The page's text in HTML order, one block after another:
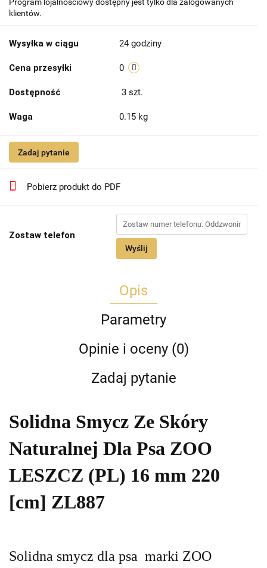
Program lojalnościowy dostępny jest tylko dla zalogowanych
klientów.
Wysyłka w ciągu 24 godziny
Cena przesyłki 0
Dostępność 3 szt.
Waga 0.15 kg
Zadaj pytanie
Pobierz produkt do PDF
Zostaw telefon
Wyślij
Opis
Parametry
Opinie i oceny (0)
Zadaj pytanie
Solidna Smycz Ze Skóry
Naturalnej Dla Psa ZOO
LESZCZ (PL) 16 mm 220
[cm] ZL887
Solidna smycz dla psa marki ZOO